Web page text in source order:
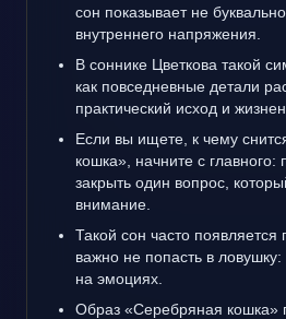
сон показывает не
внутреннего напряжения.
В соннике Цветкова такой
как повседневные детали
практический исход и
Если вы ищете, к чему
кошка», начните с главного:
закрыть один вопрос,
внимание.
Такой сон часто появляется
важно не попасть в
на эмоциях.
Образ «Серебряная кошка»